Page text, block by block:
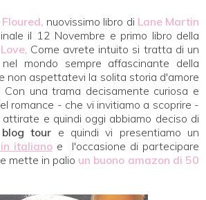
Floured, nuovissimo libro di Lane Martin
il 12 Novembre e primo libro della
. Come avrete intuito si tratta di un
mondo sempre affascinante della
non aspettatevi la solita storia d'amore
una trama decisamente curiosa e
romance - che vi invitiamo a scoprire -
e quindi oggi abbiamo deciso di
blog tour e quindi vi presentiamo un
italianoe l'occasione di partecipare
mette in palio un buono amazon di 50